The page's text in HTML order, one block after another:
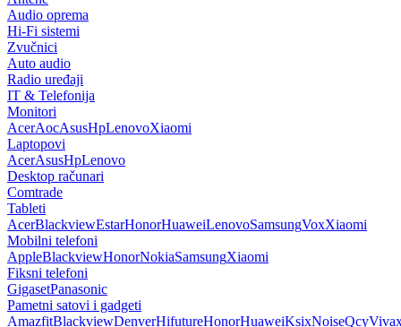
Audio oprema
Hi-Fi sistemi
Zvučnici
Auto audio
Radio uređaji
IT & Telefonija
Monitori
AcerAocAsusHpLenovoXiaomi
Laptopovi
AcerAsusHpLenovo
Desktop računari
Comtrade
Tableti
AcerBlackviewEstarHonorHuaweiLenovoSamsungVoxXiaomi
Mobilni telefoni
AppleBlackviewHonorNokiaSamsungXiaomi
Fiksni telefoni
GigasetPanasonic
Pametni satovi i gadgeti
AmazfitBlackviewDenverHifutureHonorHuaweiKsixNoiseQcy